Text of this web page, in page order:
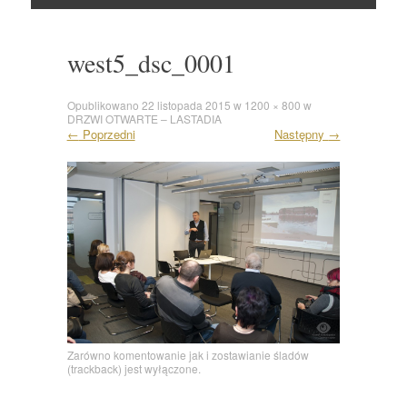
west5_dsc_0001
Opublikowano 22 listopada 2015 w 1200 × 800 w
DRZWI OTWARTE – LASTADIA
← Poprzedni Następny →
Zarówno komentowanie jak i zostawianie śladów
(trackback) jest wyłączone.